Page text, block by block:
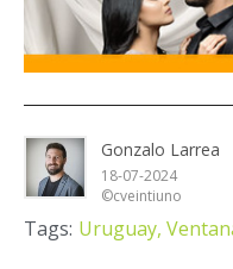
Gonzalo Larrea
18-07-2024
©cveintiuno
Tags: Uruguay,